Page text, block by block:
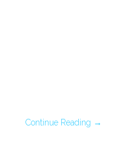
Continue Reading →